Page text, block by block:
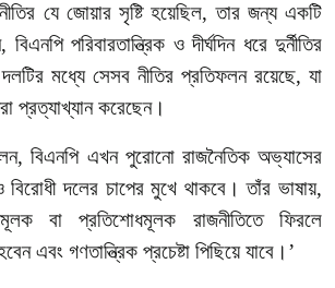
যে জোয়ার সৃষ্টি হয়েছিল,তার জন্য একটি
, বিএনপি পরিবারতান্ত্রিক ও দীর্ঘদিন ধরে দুর্নীতির
দলটির মধ্যে সেসব নীতির প্রতিফলন রয়েছে, যা
প্রত্যাখ্যান করেছেন।
,বিএনপি এখন পুরোনো রাজনৈতিক অভ্যাসের
বিরোধী দলের চাপের মুখে থাকবে। তাঁর ভাষায়,
বা প্রতিশোধমূলক রাজনীতিতে
ফিরলে
এবং গণতান্ত্রিক প্রচেষ্টা পিছিয়ে যাবে। ’